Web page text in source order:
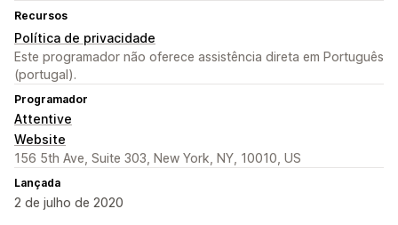
Recursos
Política de privacidade
Este programador não oferece assistência direta em Português
(portugal).
Programador
Attentive
Website
156 5th Ave, Suite 303, New York, NY, 10010, US
Lançada
2 de julho de 2020